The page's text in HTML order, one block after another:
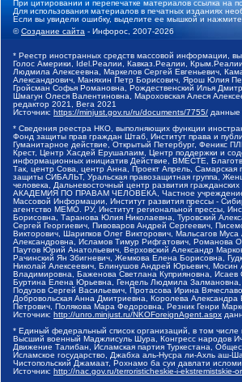
При цитировании и перепечатке материалов ссылка на
Для использования материалов в печатных изданиях
Если вы увидели ошибку, выделите ее мышкой и
©Создание сайта - Инфорос, 2007-2026
* Реестр иностранных средств массовой информации,
Голос Америки, Idel.Реалии, Кавказ.Реалии,
Людмила Алексеевна, Маркелов Сергей Евгеньевич,
Александрович, Маняхин Петр Борисович, Ярош Юлия
Гройсман Софья Романовна, Рождественский Илья
Шмагун Олеся Валентиновна, Мароховская Алеся
редактор 2021, Вега 2021
Источник: https://minjust.gov.ru/ru/documents/7755/ данные
* Сведения реестра НКО, выполняющих функции
Фонд защиты прав граждан Штаб, Институт права и
Гуманитарное действие, Открытый Петербург, Феникс
Крест, Центр Хасдей Ерушалаим, Центр поддержки и
информационных инициатив Действие, ВМЕСТЕ,
Так, центр Сова, центр Анна, Проект Апрель,
защиты СИБАЛЬТ, Уральская правозащитная группа,
человека, Дальневосточный центр развития
АКАДЕМИЯ ПО ПРАВАМ ЧЕЛОВЕКА, Частное учреждение
Массовой Информации, Институт развития прессы -
агентство МЕМО. РУ, Институт региональной прессы,
Борисовна, Таранова Юлия Николаевна, Туровский
Сергей Георгиевич, Пивоваров Андрей Сергеевич,
Викторович, Шарипков Олег Викторович, Мальсагов
Александровна, Исламов Тимур Рифгатович, Романова
Паутов Юрий Анатольевич, Верховский Александр
Рачинский Ян Збигневич, Жемкова Елена Борисовна,
Николай Алексеевич, Блинушов Андрей Юрьевич, Мосин
Владимировна, Баженова Светлана Куприяновна,
Буртина Елена Юрьевна, Гендель Людмила
Подузов Сергей Васильевич, Протасова Ирина
Добровольская Анна Дмитриевна, Королева
Петрович, Полякова Мара Федоровна, Резник Генри
Источник: http://unro.minjust.ru/NKOForeignAgent.aspx
* Единый федеральный список организаций, в том
Высший военный Маджлисуль Шура, Конгресс народов
Движение Талибан, Исламская партия Туркестана,
Исламское государство, Джабха аль-Нусра ли-Ахль
Чистопольский Джамаат, Рохнамо ба суи давлати
Источник: http://nac.gov.ru/terroristicheskie-i-ekstremistskie-